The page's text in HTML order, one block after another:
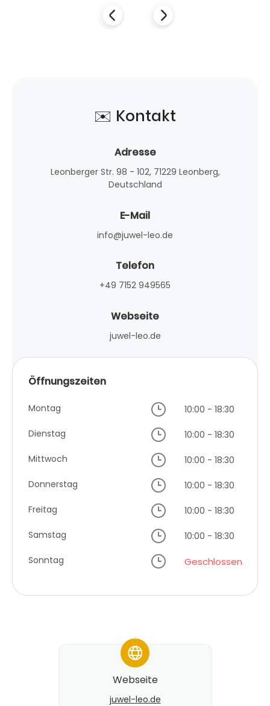
✉️ Kontakt
Adresse
Leonberger Str. 98 - 102, 71229 Leonberg,
Deutschland
E-Mail
info@juwel-leo.de
Telefon
+49 7152 949565
Webseite
juwel-leo.de
Öffnungszeiten
Montag
10:00 - 18:30
Dienstag
10:00 - 18:30
Mittwoch
10:00 - 18:30
Donnerstag
10:00 - 18:30
Freitag
10:00 - 18:30
Samstag
10:00 - 18:30
Sonntag
Geschlossen
*
Webseite
juwel-leo.de